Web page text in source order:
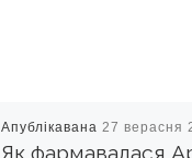
Апублікавана 27 верасня